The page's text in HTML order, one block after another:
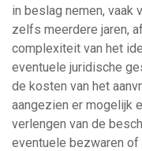
in beslag nemen, vaak
zelfs meerdere jaren,
complexiteit van het
eventuele juridische
de kosten van het
aangezien er mogelijk
verlengen van de
eventuele bezwaren